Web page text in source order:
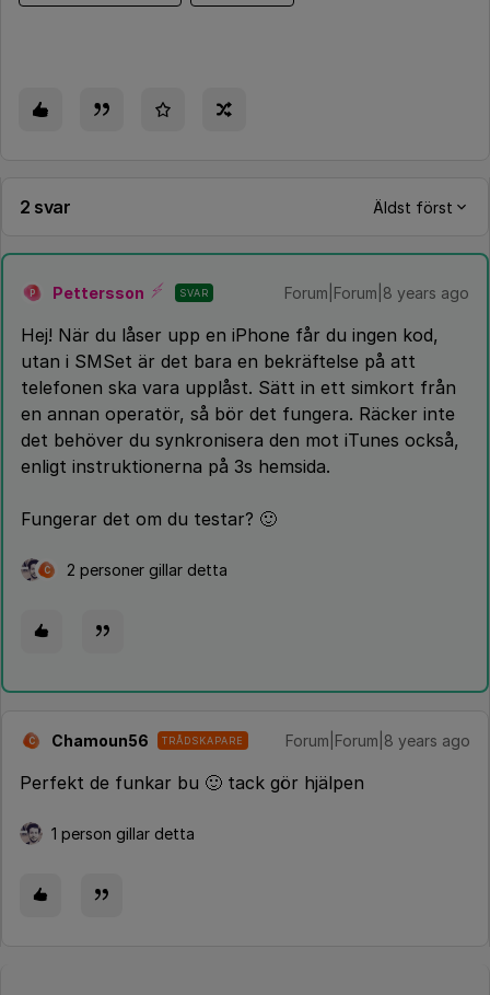
2 svar Äldst först
P Pettersson SVAR Forum|Forum|8 years ago
Hej! När du låser upp en iPhone får du ingen kod,
utan i SMSet är det bara en bekräftelse på att
telefonen ska vara upplåst. Sätt in ett simkort från
en annan operatör, så bör det fungera. Räcker inte
det behöver du synkronisera den mot iTunes också,
enligt instruktionerna på 3s hemsida.
Fungerar det om du testar? 🙂
C 2 personer gillar detta
C Chamoun56 TRÅDSKAPARE Forum|Forum|8 years ago
Perfekt de funkar bu 🙂 tack gör hjälpen
1 person gillar detta